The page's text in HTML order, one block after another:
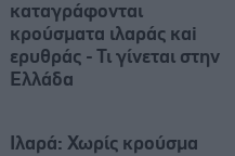
καταγράφονται
κρούσματα ιλαράς καi
ερυθράς - Τι γίνεται στην
Ελλάδα
Ιλαρά: Χωρίς κρούσμα